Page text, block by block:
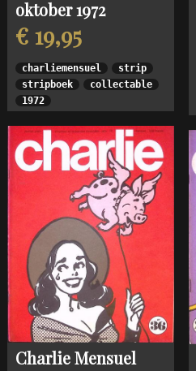
oktober 1972
€ 19,95
charliemensuel
strip
stripboek
collectable
1972
Charlie Mensuel